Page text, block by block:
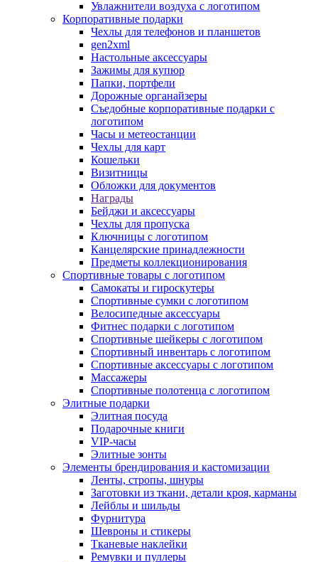
Увлажнители воздуха с логотипом
Корпоративные подарки
Чехлы для телефонов и планшетов
gen2xml
Настольные аксессуары
Зажимы для купюр
Папки, портфели
Дорожные органайзеры
Съедобные корпоративные подарки с
логотипом
Часы и метеостанции
Чехлы для карт
Кошельки
Визитницы
Обложки для документов
Награды
Бейджи и аксессуары
Чехлы для пропуска
Ключницы с логотипом
Канцелярские принадлежности
Предметы коллекционирования
Спортивные товары с логотипом
Самокаты и гироскутеры
Спортивные сумки с логотипом
Велосипедные аксессуары
Фитнес подарки с логотипом
Спортивные шейкеры с логотипом
Спортивный инвентарь с логотипом
Спортивные аксессуары с логотипом
Массажеры
Спортивные полотенца с логотипом
Элитные подарки
Элитная посуда
Подарочные книги
VIP-часы
Элитные зонты
Элементы брендирования и кастомизации
Ленты, стропы, шнуры
Заготовки из ткани, детали кроя, карманы
Лейблы и шильды
Фурнитура
Шевроны и стикеры
Тканевые наклейки
Ремувки и пуллеры